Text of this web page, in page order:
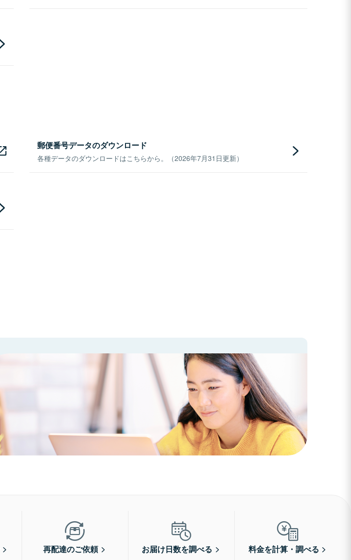
郵便番号データのダウンロード
各種データのダウンロードはこちらから。（2026年7月31日更新）
再配達のご依頼 お届け日数を調べる 料金を計算・調べる